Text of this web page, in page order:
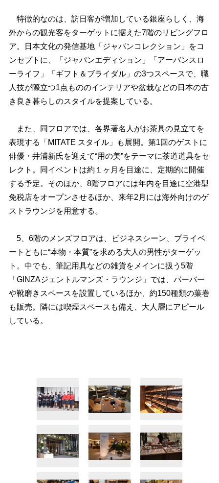
特徴的なのは、訪日客が増加している銀座らしく、海
外からの観光客をターゲットに据えた7階のリビングフロ
ア。日本文化の発信基地「ジャパンコレクション」をコ
ンセプトに、「ジャパンエディション」「アーバンスロ
ーライフ」「ギフト＆ブライダル」の3つスペースで、職
人技が際立つ1点もののインテリアや盆栽などの日本の古
き良き暮らしのスタイルを提案している。
また、同フロアでは、各界著名人がお茶具の見立てを
表現する「MITATE スタイル」も展開。第1回のゲストに
俳優・井浦新氏を迎えて“用の美”をテーマに茶道道具をセ
レクト。同イベントは約１ヶ月を目途に、定期的に開催
する予定。そのほか、8階フロアには年内を目途に空港型
免税店をオープンさせるほか、来年2月には海外向けのゲ
ストラウンジを用意する。
5、6階のメンズフロアは、ビジネスシーン、プライベ
ートともに“本物・本質”を求める大人の男性がターゲッ
ト。中でも、筆記用具などの雑貨をメインに扱う5階
「GINZAジェントルマンズ・ラウンジ」では、バーバー
靴磨きスペースを設置しているほか、約150種類の葉巻
も販売。隣には喫煙スペースも備え、大人層にアピール
している。